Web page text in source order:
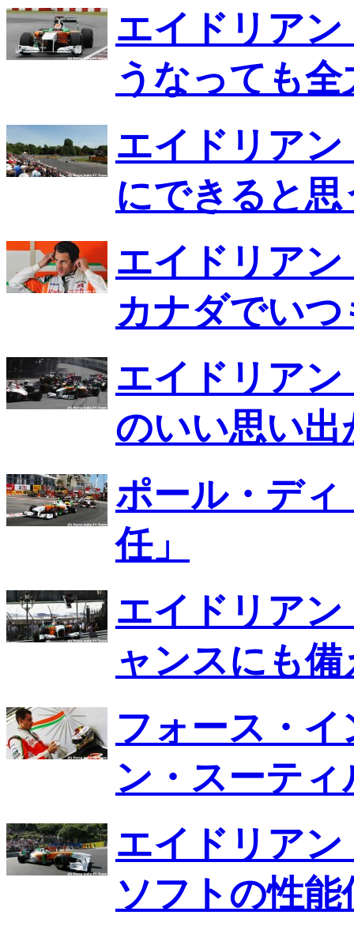
エイドリア
うなっても
エイドリア
にできると思
エイドリア
カナダでい
エイドリア
のいい思い出
ポール・デ
任」
エイドリア
ャンスにも
フォース・
ン・スーテ
エイドリア
ソフトの性